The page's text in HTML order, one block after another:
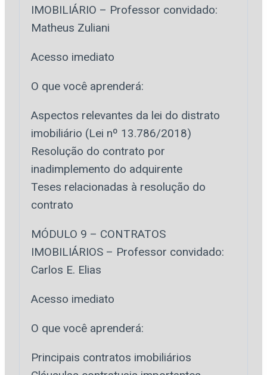
IMOBILIÁRIO – Professor convidado:
Matheus Zuliani
Acesso imediato
O que você aprenderá:
Aspectos relevantes da lei do distrato
imobiliário (Lei nº 13.786/2018)
Resolução do contrato por
inadimplemento do adquirente
Teses relacionadas à resolução do
contrato
MÓDULO 9 – CONTRATOS
IMOBILIÁRIOS – Professor convidado:
Carlos E. Elias
Acesso imediato
O que você aprenderá:
Principais contratos imobiliários